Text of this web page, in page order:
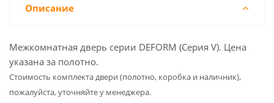
Описание
Межкомнатная дверь серии DEFORM (Серия V). Цена
указана за полотно.
Cтоимость комплекта двери (полотно, коробка и наличник),
пожалуйста, уточняйте у менеджера.